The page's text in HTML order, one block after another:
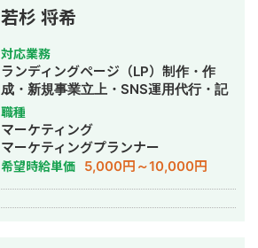
しかないLステップの認定コンサルタン
トとしても活動しております。
https://linestep.jp/lp/01/partner.html
【得意業務】 ・LステップおよびLINE
公式アカウントの導線設計、アカウン
ト構築、アカウント構築の分析・運用
業務 ▽ 構築業者へ依頼せずとも、自社
でアカウントの構築、運用したい事業
者向けの【 ゼロから始めるLINE公式】
というチャンネル名でYouTubeチャン
ネルを運営しています。 【Lステップ
構築実績(一部)】 ▼店舗 ①パーソナル
若杉 将希
対応業務
ランディングページ（LP）制作・作
成・新規事業立上・SNS運用代行・記
事作成代行・ライティング・バナー制
作・デザイン・オウンドメディア制
作・構築・運用代行
職種
マーケティング
マーケティングプランナー
希望時給単価 5,000円～10,000円